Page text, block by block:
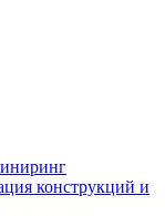
конструкций и